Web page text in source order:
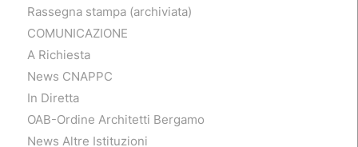
Rassegna stampa (archiviata)
COMUNICAZIONE
A Richiesta
News CNAPPC
In Diretta
OAB-Ordine Architetti Bergamo
News Altre Istituzioni